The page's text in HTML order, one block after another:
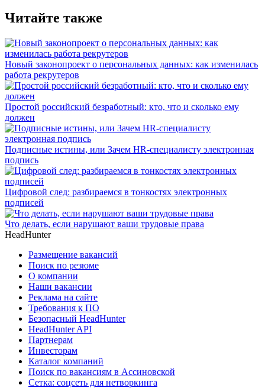
Читайте также
Новый законопроект о персональных данных: как изменилась
работа рекрутеров
Простой российский безработный: кто, что и сколько ему
должен
Подписные истины, или Зачем HR-специалисту электронная
подпись
Цифровой след: разбираемся в тонкостях электронных
подписей
Что делать, если нарушают ваши трудовые права
HeadHunter
Размещение вакансий
Поиск по резюме
О компании
Наши вакансии
Реклама на сайте
Требования к ПО
Безопасный HeadHunter
HeadHunter API
Партнерам
Инвесторам
Каталог компаний
Поиск по вакансиям в Ассиновской
Сетка: соцсеть для нетворкинга